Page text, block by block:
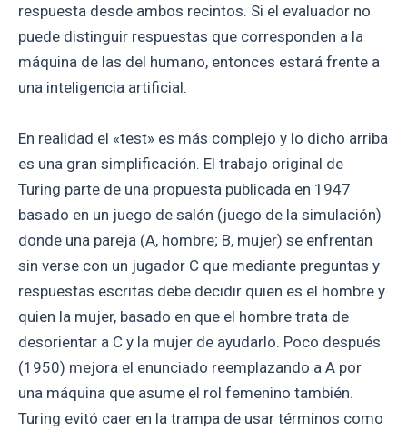
respuesta desde ambos recintos. Si el evaluador no
puede distinguir respuestas que corresponden a la
máquina de las del humano, entonces estará frente a
una inteligencia artificial.
En realidad el «test» es más complejo y lo dicho arriba
es una gran simplificación. El trabajo original de
Turing parte de una propuesta publicada en 1947
basado en un juego de salón (juego de la simulación)
donde una pareja (A, hombre; B, mujer) se enfrentan
sin verse con un jugador C que mediante preguntas y
respuestas escritas debe decidir quien es el hombre y
quien la mujer, basado en que el hombre trata de
desorientar a C y la mujer de ayudarlo. Poco después
(1950) mejora el enunciado reemplazando a A por
una máquina que asume el rol femenino también.
Turing evitó caer en la trampa de usar términos como